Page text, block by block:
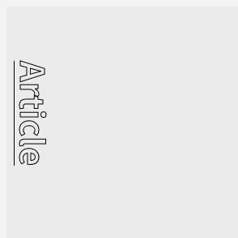
Article